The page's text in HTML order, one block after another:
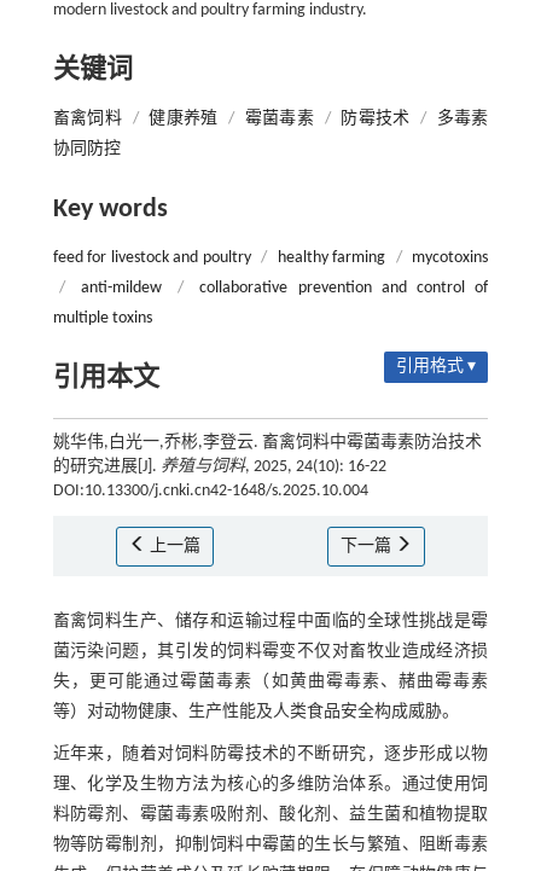
modern livestock and poultry farming industry.
关键词
畜禽饲料 / 健康养殖 / 霉菌毒素 / 防霉技术 /
多毒素
协同防控
Key words
feed for livestock and poultry / healthy farming /
mycotoxins
/
anti-mildew /
collaborative prevention and control of
multiple toxins
引用本文 引用格式 ▾
姚华伟,白光一,乔彬,李登云. 畜禽饲料中霉菌毒素防治技术
的研究进展[J]. 养殖与饲料, 2025, 24(10): 16-22
DOI:10.13300/j.cnki.cn42-1648/s.2025.10.004
上一篇 下一篇
畜禽饲料生产、储存和运输过程中面临的全球性挑战是霉
菌污染问题，其引发的饲料霉变不仅对畜牧业造成经济损
失，更可能通过霉菌毒素（如黄曲霉毒素、赭曲霉毒素
等）对动物健康、生产性能及人类食品安全构成威胁。
近年来，随着对饲料防霉技术的不断研究，逐步形成以物
理、化学及生物方法为核心的多维防治体系。通过使用饲
料防霉剂、霉菌毒素吸附剂、酸化剂、益生菌和植物提取
物等防霉制剂，抑制饲料中霉菌的生长与繁殖、阻断毒素